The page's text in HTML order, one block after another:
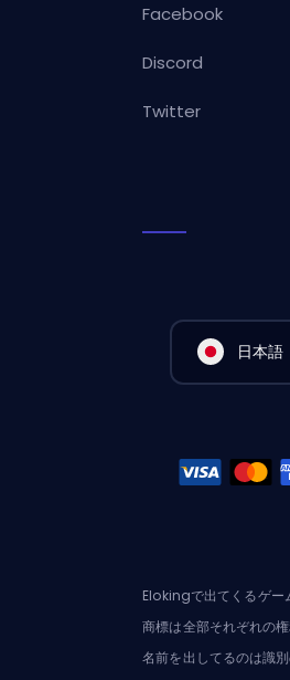
Facebook
Discord
Twitter
日本語
Elokingで出てくるゲー
商標は全部それぞれの
名前を出してるのは識